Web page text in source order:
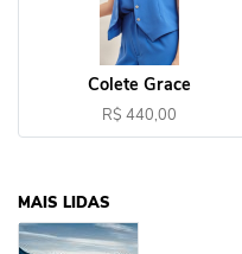
Colete Grace
R$ 440,00
MAIS LIDAS